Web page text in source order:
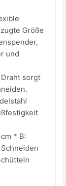
Größe
und
sorgt
* B: